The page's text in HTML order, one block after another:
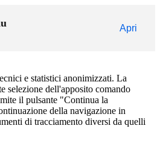
Apri
e statistici anonimizzati. La
selezione dell'apposito comando
il pulsante "Continua la
della navigazione in
di tracciamento diversi da quelli